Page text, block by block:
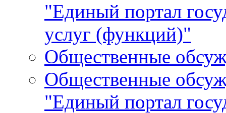
"Единый портал
услуг (функций)"
Общественные
Общественные
"Единый портал